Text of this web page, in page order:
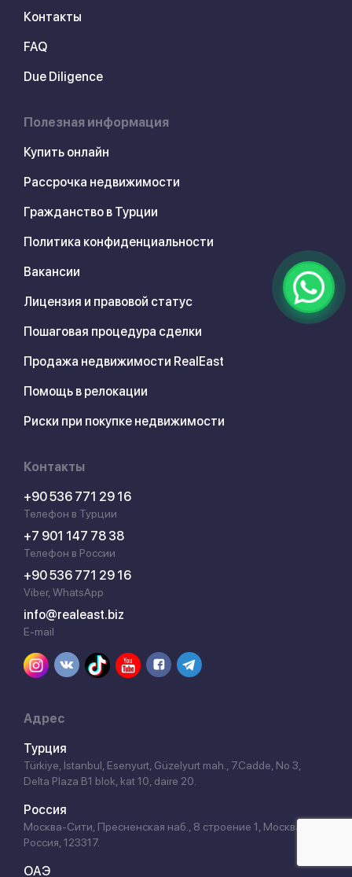
Контакты
FAQ
Due Diligence
Полезная информация
Купить онлайн
Рассрочка недвижимости
Гражданство в Турции
Политика конфиденциальности
Вакансии
Лицензия и правовой статус
Пошаговая процедура сделки
Продажа недвижимости RealEast
Помощь в релокации
Риски при покупке недвижимости
Контакты
+90 536 771 29 16
Телефон в Турции
+7 901 147 78 38
Телефон в России
+90 536 771 29 16
Viber, WhatsApp
info@realeast.biz
E-mail
Адрес
Турция
Türkiye, İstanbul, Esenyurt, Güzelyurt mah., 7.Cadde, No 3,
Delta Plaza B1 blok, kat 10, daire 20.
Россия
Москва-Сити, Пресненская наб., 8 строение 1, Москва,
Россия, 123317.
ОАЭ